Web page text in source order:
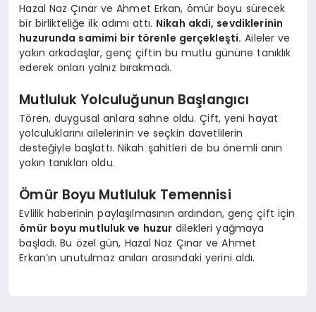
MAGAZIN
SAĞLIK
TEKNOLOJI
Hazal Naz Çınar ve Ahmet Erkan, ömür boyu sürecek
bir birlikteliğe ilk adımı attı. Nikah akdi, sevdiklerinin
huzurunda samimi bir törenle gerçekleşti. Aileler ve
yakın arkadaşlar, genç çiftin bu mutlu gününe tanıklık
ederek onları yalnız bırakmadı.
Mutluluk Yolculuğunun Başlangıcı
Tören, duygusal anlara sahne oldu. Çift, yeni hayat
yolculuklarını ailelerinin ve seçkin davetlilerin
desteğiyle başlattı. Nikah şahitleri de bu önemli anın
yakın tanıkları oldu.
Ömür Boyu Mutluluk Temennisi
Evlilik haberinin paylaşılmasının ardından, genç çift için
ömür boyu mutluluk ve huzur dilekleri yağmaya
başladı. Bu özel gün, Hazal Naz Çınar ve Ahmet
Erkan’ın unutulmaz anıları arasındaki yerini aldı.